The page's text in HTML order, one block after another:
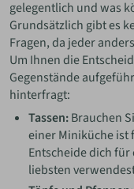
gelegentlich und was
Grundsätzlich gibt es
Fragen, da jeder
Um Ihnen die
Gegenstände
hinterfragt:
Tassen:Brauchen
einer Miniküche ist
Entscheide dich
liebsten